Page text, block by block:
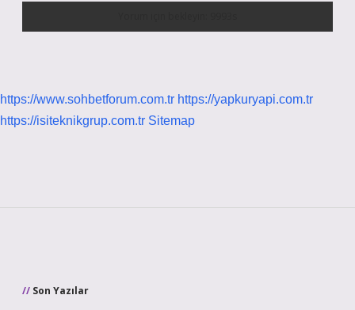
https://www.sohbetforum.com.tr https://yapkuryapi.com.tr
https://isiteknikgrup.com.tr Sitemap
Son Yazılar